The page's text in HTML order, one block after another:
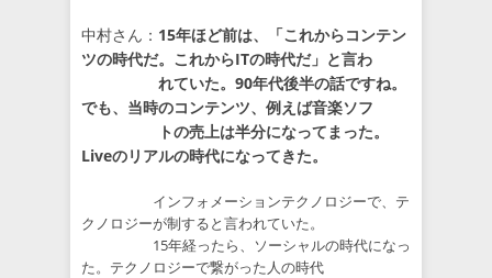
中村さん： 15年ほど前は、「これからコンテン
ツの時代だ。これからITの時代だ」と言わ
れていた。90年代後半の話ですね。
でも、当時のコンテンツ、例えば音楽ソフ
トの売上は半分になってまった。
Liveのリアルの時代になってきた。
インフォメーションテクノロジーで、テ
クノロジーが制すると言われていた。
15年経ったら、ソーシャルの時代になっ
た。テクノロジーで繋がった人の時代